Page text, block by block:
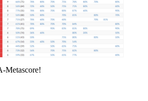
Metascore!